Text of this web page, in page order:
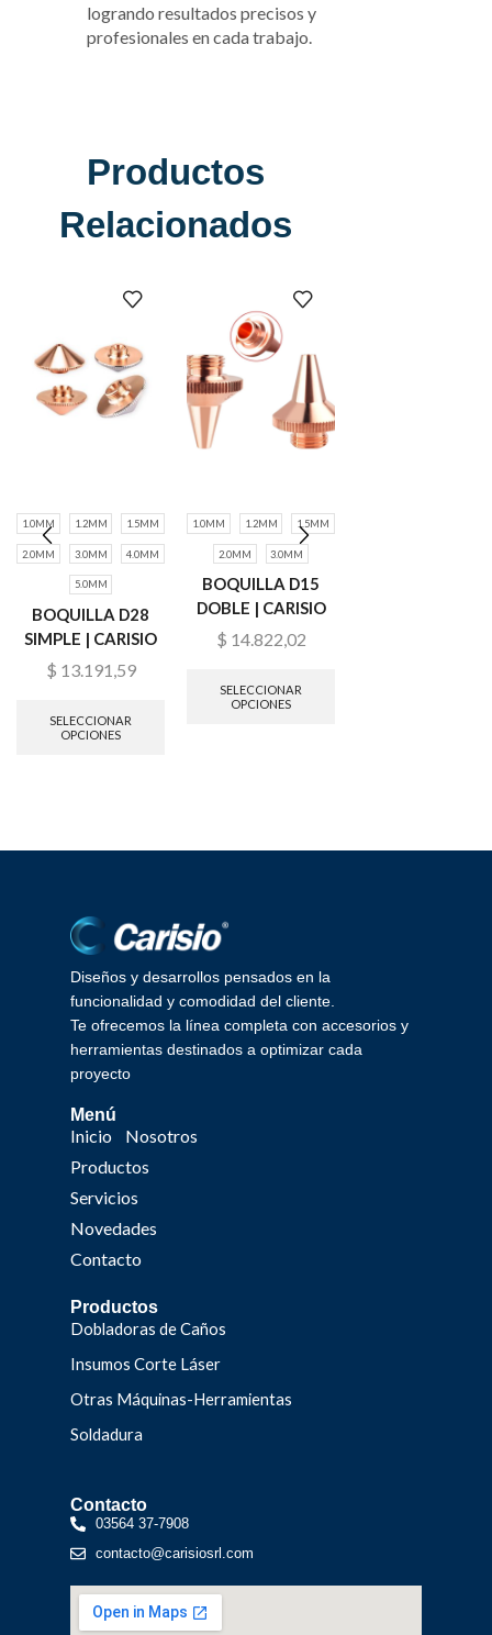
logrando resultados precisos y
profesionales en cada trabajo.
Productos
Relacionados
1.0MM 1.2MM 1.5MM
2.0MM 3.0MM 4.0MM
5.0MM
BOQUILLA D28
SIMPLE | CARISIO
$ 13.191,59
SELECCIONAR
OPCIONES
1.0MM 1.2MM 1.5MM
2.0MM 3.0MM
BOQUILLA D15
DOBLE | CARISIO
$ 14.822,02
SELECCIONAR
OPCIONES
Diseños y desarrollos pensados en la
funcionalidad y comodidad del cliente.
Te ofrecemos la línea completa con accesorios y
herramientas destinados a optimizar cada
proyecto
Menú
Inicio
Nosotros
Productos
Servicios
Novedades
Contacto
Productos
Dobladoras de Caños
Insumos Corte Láser
Otras Máquinas-Herramientas
Soldadura
Contacto
03564 37-7908
contacto@carisiosrl.com